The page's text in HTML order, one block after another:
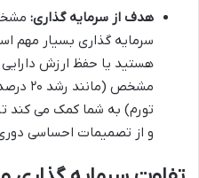
هدف از سرمایه گذاری:
سرمایه گذاری بسیار مهم
هستید یا حفظ ارزش
مشخص
تورم) به شما کمک می کند
و از تصمیمات احساسی